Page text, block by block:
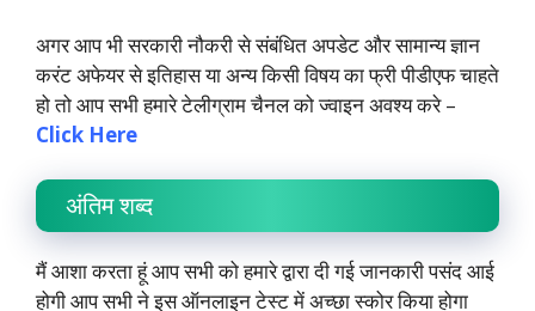
अगर आप भी सरकारी नौकरी से संबंधित अपडेट और सामान्य ज्ञान
करंट अफेयर से इतिहास या अन्य किसी विषय का फ्री पीडीएफ चाहते
हो तो आप सभी हमारे टेलीग्राम चैनल को ज्वाइन अवश्य करे –
Click Here
अंतिम शब्द
मैं आशा करता हूं आप सभी को हमारे द्वारा दी गई जानकारी पसंद आई
होगी आप सभी ने इस ऑनलाइन टेस्ट में अच्छा स्कोर किया होगा